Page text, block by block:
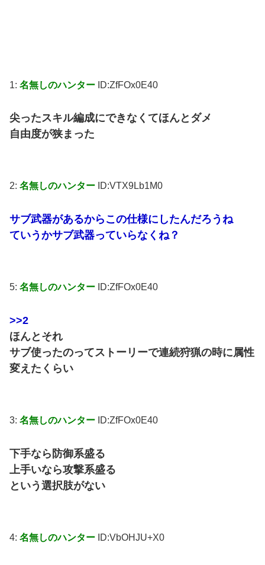
1: 名無しのハンター ID:ZfFOx0E40
尖ったスキル編成にできなくてほんとダメ
自由度が狭まった
2: 名無しのハンター ID:VTX9Lb1M0
サブ武器があるからこの仕様にしたんだろうね
ていうかサブ武器っていらなくね？
5: 名無しのハンター ID:ZfFOx0E40
>>2
ほんとそれ
サブ使ったのってストーリーで連続狩猟の時に属性
変えたくらい
3: 名無しのハンター ID:ZfFOx0E40
下手なら防御系盛る
上手いなら攻撃系盛る
という選択肢がない
4: 名無しのハンター ID:VbOHJU+X0